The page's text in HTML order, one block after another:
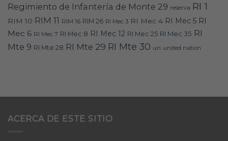
Regimiento de Infantería de Monte 29 reserva RI 1
RIM 10 RIM 11 RIM 16 RIM 26 RI Mec 3 RI Mec 4 RI Mec 5 RI
Mec 6 RI Mec 7 RI Mec 8 RI Mec 12 RI Mec 25 RI Mec 35 RI
Mte 9 RI Mte 28 RI Mte 29 RI Mte 30 un united nation
ACERCA DE ESTE SITIO